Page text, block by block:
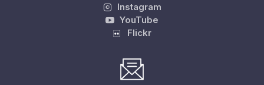
Instagram
YouTube
Flickr